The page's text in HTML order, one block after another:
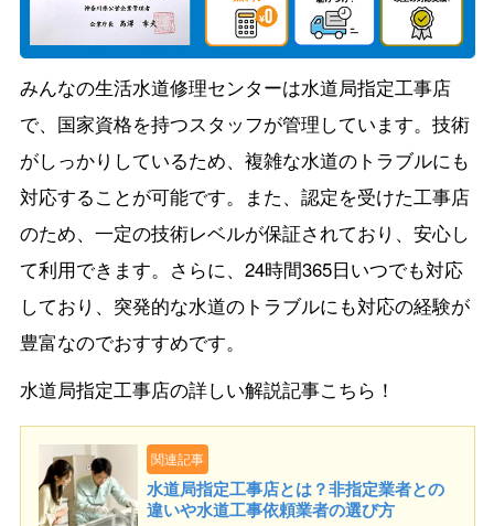
みんなの生活水道修理センターは水道局指定工事店
で、国家資格を持つスタッフが管理しています。技術
がしっかりしているため、複雑な水道のトラブルにも
対応することが可能です。また、認定を受けた工事店
のため、一定の技術レベルが保証されており、安心し
て利用できます。さらに、24時間365日いつでも対応
しており、突発的な水道のトラブルにも対応の経験が
豊富なのでおすすめです。
水道局指定工事店の詳しい解説記事こちら！
関連記事
水道局指定工事店とは？非指定業者との
違いや水道工事依頼業者の選び方